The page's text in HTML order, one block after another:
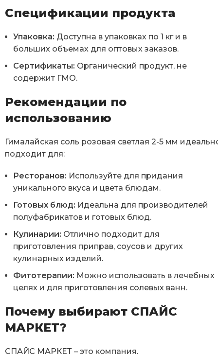
Спецификации продукта
Упаковка: Доступна в упаковках по 1 кг и в
больших объемах для оптовых заказов.
Сертификаты: Органический продукт, не
содержит ГМО.
Рекомендации по
использованию
Гималайская соль розовая светлая 2-5 мм
подходит для:
Ресторанов: Используйте для придания
уникального вкуса и цвета блюдам.
Готовых блюд: Идеальна для производителей
полуфабрикатов и готовых блюд.
Кулинарии: Отлично подходит для
приготовления приправ, соусов и других
кулинарных изделий.
Фитотерапии: Можно использовать в лечебных
целях и для приготовления солевых ванн.
Почему выбирают СПАЙС
МАРКЕТ?
СПАЙС МАРКЕТ – это компания,